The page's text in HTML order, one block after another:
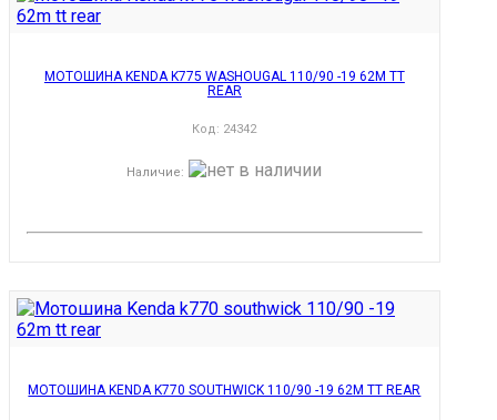
МОТОШИНА KENDA K775 WASHOUGAL 110/90 -19 62M TT
REAR
Код: 24342
Наличие:
МОТОШИНА KENDA K770 SOUTHWICK 110/90 -19 62M TT REAR